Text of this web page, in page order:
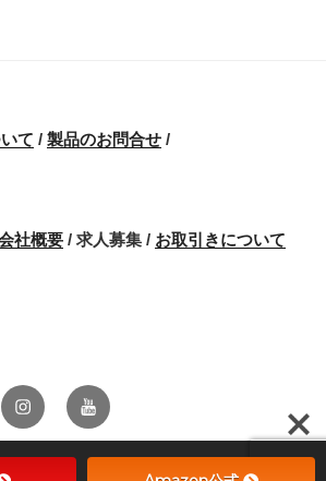
て / 製品のお問合せ /
社概要 / 求人募集 / お取引きについて
InstagramYoutube